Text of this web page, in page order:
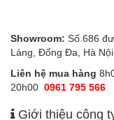
Showroom: Số 686
Láng, Đống Đa, Hà Nội
Liên hệ mua hàng
20h00 0961 795 566
Giới thiệu công